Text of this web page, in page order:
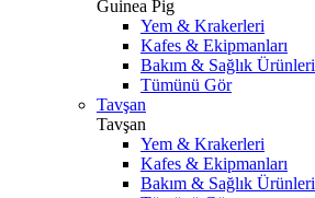
Guinea Pig
Yem & Krakerleri
Kafes & Ekipmanları
Bakım & Sağlık Ürünleri
Tümünü Gör
Tavşan
Tavşan
Yem & Krakerleri
Kafes & Ekipmanları
Bakım & Sağlık Ürünleri